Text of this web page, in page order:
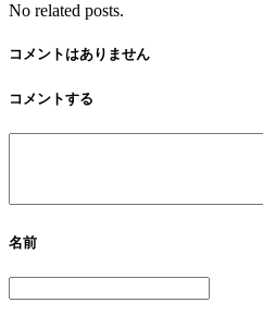
No related posts.
コメントはありません
コメントする
名前